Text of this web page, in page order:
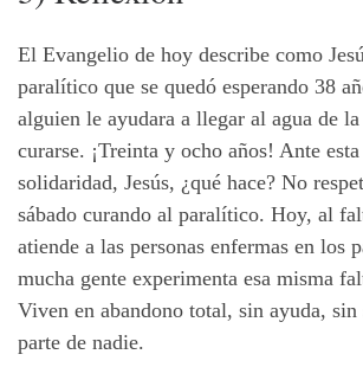
El Evangelio de hoy describe como
paralítico que se quedó esperando 38
alguien le ayudara a llegar al agua de
curarse. ¡Treinta y ocho años! Ante
solidaridad, Jesús, ¿qué hace? No
sábado curando al paralítico. Hoy, al
atiende a las personas enfermas en los
mucha gente experimenta esa misma
Viven en abandono total, sin ayuda,
parte de nadie.